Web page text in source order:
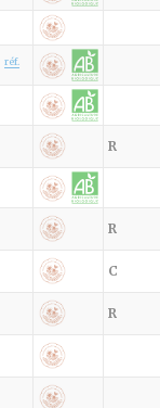
réf.
R
R
C
R